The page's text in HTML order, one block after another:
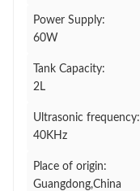
Power Supply:
60W
Tank Capacity:
2L
Ultrasonic frequency:
40KHz
Place of origin:
Guangdong,China